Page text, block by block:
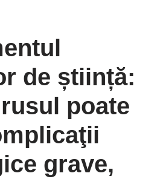
de știință:
poate
grave,